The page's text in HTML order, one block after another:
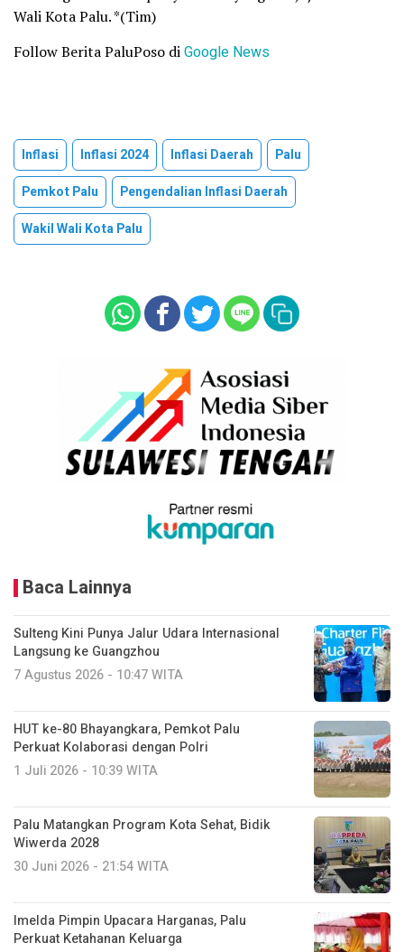
Wali Kota Palu. *(Tim)
Follow Berita PaluPoso diGoogle News
Inflasi Inflasi 2024 Inflasi Daerah
Palu
Pemkot Palu
Pengendalian Inflasi Daerah
Wakil Wali Kota Palu
Baca Lainnya
Sulteng Kini Punya Jalur Udara Internasional
Langsung ke Guangzhou
7 Agustus 2026 - 10:47 WITA
HUT ke-80 Bhayangkara, Pemkot Palu
Perkuat Kolaborasi dengan Polri
1 Juli 2026 - 10:39 WITA
Palu Matangkan Program Kota Sehat, Bidik
Wiwerda 2028
30 Juni 2026 - 21:54 WITA
Imelda Pimpin Upacara Harganas, Palu
Perkuat Ketahanan Keluarga